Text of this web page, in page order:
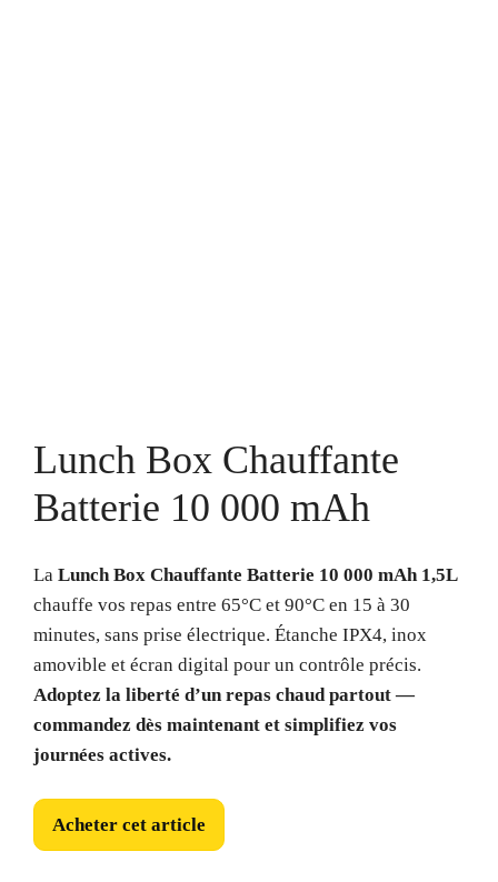
Lunch Box Chauffante
Batterie 10 000 mAh
La Lunch Box Chauffante Batterie 10 000 mAh 1,5L
chauffe vos repas entre 65°C et 90°C en 15 à 30
minutes, sans prise électrique. Étanche IPX4, inox
amovible et écran digital pour un contrôle précis.
Adoptez la liberté d’un repas chaud partout —
commandez dès maintenant et simplifiez vos
journées actives.
Acheter cet article